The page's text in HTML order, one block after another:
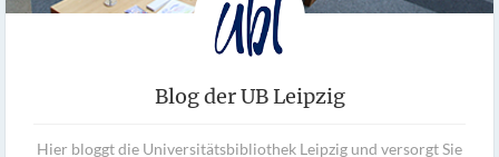
Blog der UB Leipzig
Hier bloggt die Universitätsbibliothek Leipzig und versorgt Sie